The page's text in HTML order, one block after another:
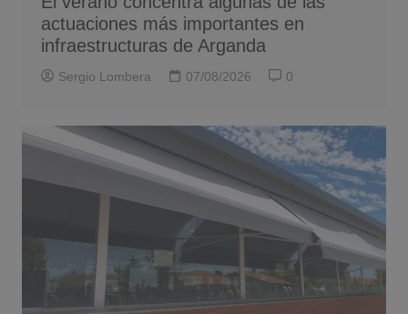
actuaciones más importantes en
infraestructuras de Arganda
Sergio Lombera 07/08/2026 0